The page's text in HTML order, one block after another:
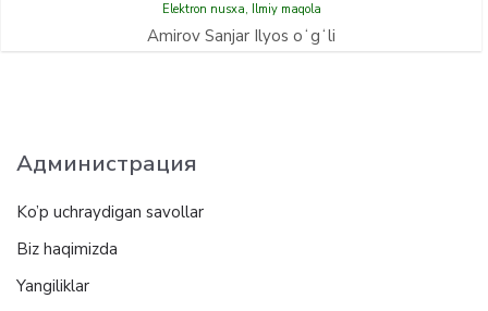
Elektron nusxa, Ilmiy maqola
Amirov Sanjar Ilyos oʻgʻli
Администрация
Ko’p uchraydigan savollar
Biz haqimizda
Yangiliklar